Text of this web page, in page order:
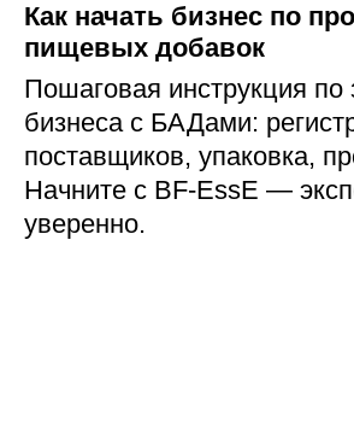
Как начать бизнес по
пищевых добавок
Пошаговая инструкция по
бизнеса с БАДами:
поставщиков, упаковка,
Начните с BF-EssE —
уверенно.